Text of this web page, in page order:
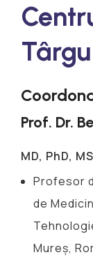
Prof. Dr.
MD, PhD,
Profesor
de
Mureș,